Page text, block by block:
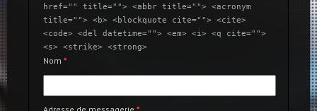
href="" title=""> <abbr title=""> <acronym
title=""> <b> <blockquote cite=""> <cite>
<code> <del datetime=""> <em> <i> <q cite="">
<s> <strike> <strong>
Nom *